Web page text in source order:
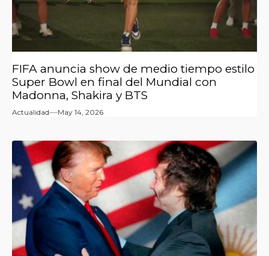
FIFA anuncia show de medio tiempo estilo
Super Bowl en final del Mundial con
Madonna, Shakira y BTS
Actualidad May 14, 2026